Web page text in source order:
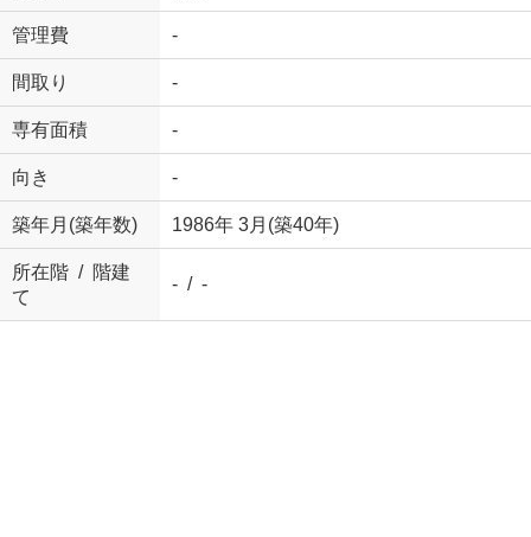
管理費 -
間取り -
専有面積 -
向き -
築年月(築年数) 1986年 3月(築40年)
所在階 / 階建
て
- / -